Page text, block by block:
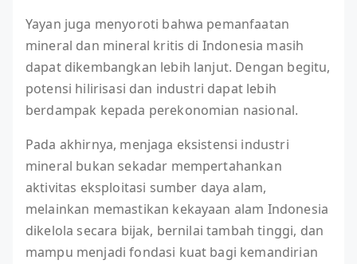
Yayan juga menyoroti bahwa pemanfaatan
mineral dan mineral kritis di Indonesia masih
dapat dikembangkan lebih lanjut. Dengan begitu,
potensi hilirisasi dan industri dapat lebih
berdampak kepada perekonomian nasional.
Pada akhirnya, menjaga eksistensi industri
mineral bukan sekadar mempertahankan
aktivitas eksploitasi sumber daya alam,
melainkan memastikan kekayaan alam Indonesia
dikelola secara bijak, bernilai tambah tinggi, dan
mampu menjadi fondasi kuat bagi kemandirian